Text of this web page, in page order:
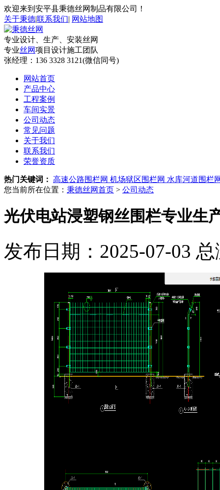
欢迎来到安平县秉德丝网制品有限公司！
关于秉德|联系我们| 网站地图
专业设计、生产、安装丝网
专业丝网项目设计施工团队
张经理： 136 3328 3121(微信同号)
网站首页
产品中心
工程案例
车间实景
公司动态
常见问题
关于我们
联系我们
荣誉资质
热门关键词： 高速公路围栏网 机场狱区围栏网 水库河道围栏
您当前所在位置： 秉德丝网首页 > 公司动态
光伏电站浸塑钢丝围栏专业生
发布日期：2025-07-03